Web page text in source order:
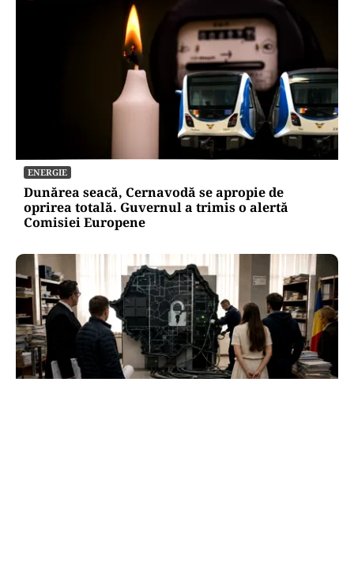
ENERGIE
Dunărea seacă, Cernavodă se apropie de
oprirea totală. Guvernul a trimis o alertă
Comisiei Europene